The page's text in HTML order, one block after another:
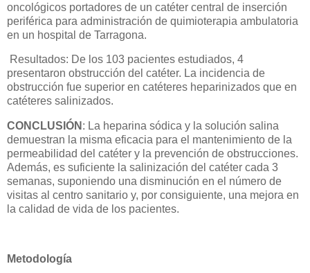
oncológicos portadores de un catéter central de inserción
periférica para administración de quimioterapia ambulatoria
en un hospital de Tarragona.
Resultados: De los 103 pacientes estudiados, 4
presentaron obstrucción del catéter. La incidencia de
obstrucción fue superior en catéteres heparinizados que en
catéteres salinizados.
CONCLUSIÓN : La heparina sódica y la solución salina
demuestran la misma eficacia para el mantenimiento de la
permeabilidad del catéter y la prevención de obstrucciones.
Además, es suficiente la salinización del catéter cada 3
semanas, suponiendo una disminución en el número de
visitas al centro sanitario y, por consiguiente, una mejora en
la calidad de vida de los pacientes.
Metodología